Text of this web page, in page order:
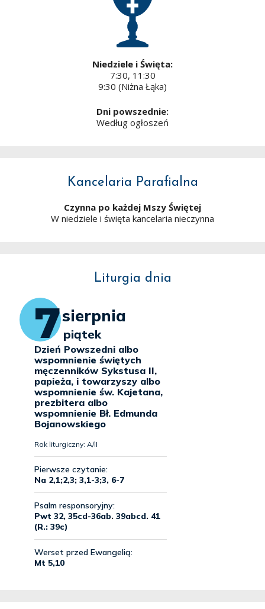
Niedziele i Święta:
7:30, 11:30
9:30 (Niżna Łąka)
Dni powszednie:
Według ogłoszeń
Kancelaria Parafialna
Czynna po każdej Mszy Świętej
W niedziele i święta kancelaria nieczynna
Liturgia dnia